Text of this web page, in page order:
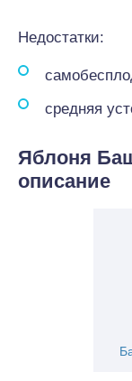
Недостатки:
средняя
Яблоня
описание